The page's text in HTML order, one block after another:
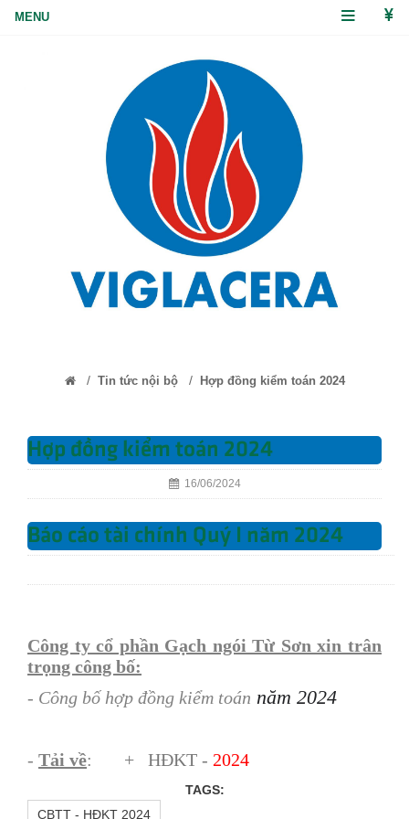
/ Tin tức nội bộ/ Hợp đồng kiểm toán 2024
Hợp đồng kiểm toán 2024
16/06/2024
Báo cáo tài chính Quý I năm 2024
Công ty cổ phần Gạch ngói Từ Sơn xin trân
trọng công bố:
- Công bố hợp đồng kiểm toán năm 2024
- Tải về: + HĐKT - 2024
TAGS:
CBTT - HĐKT 2024